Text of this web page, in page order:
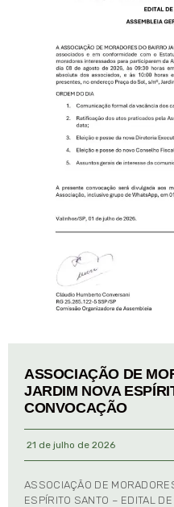
ASSOCIAÇÃO DE
JARDIM NOVA
CONVOCAÇÃO
21 de julho de 2026
ASSOCIAÇÃO DE
ESPÍRITO SANTO – EDITAL